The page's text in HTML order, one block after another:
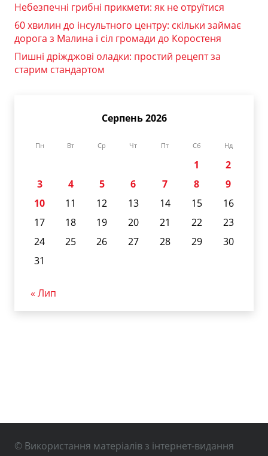
Небезпечні грибні прикмети: як не отруїтися
60 хвилин до інсультного центру: скільки займає
дорога з Малина і сіл громади до Коростеня
Пишні дріжджові оладки: простий рецепт за
старим стандартом
Серпень 2026
Пн Вт Ср Чт Пт Сб Нд
1
2
3
4 5 6 7 8
9
10
11 12 13 14 15
16
17
18 19 20 21 22
23
24
25 26 27 28 29
30
31
« Лип
© Використання матеріалів з інтернет-видання